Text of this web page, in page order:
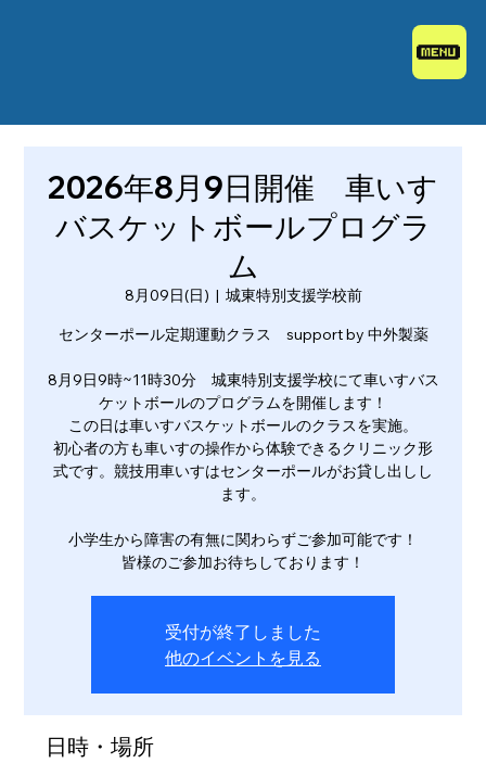
2026年8月9日開催 車いす
バスケットボールプログラ
ム
8月09日(日)
  |
城東特別支援学校前
センターポール定期運動クラス support by 中外製薬
8月9日9時~11時30分 城東特別支援学校にて車いすバス
ケットボールのプログラムを開催します！
この日は車いすバスケットボールのクラスを実施。
初心者の方も車いすの操作から体験できるクリニック形
式です。競技用車いすはセンターポールがお貸し出しし
ます。
小学生から障害の有無に関わらずご参加可能です！
皆様のご参加お待ちしております！
受付が終了しました
他のイベントを見る
日時・場所